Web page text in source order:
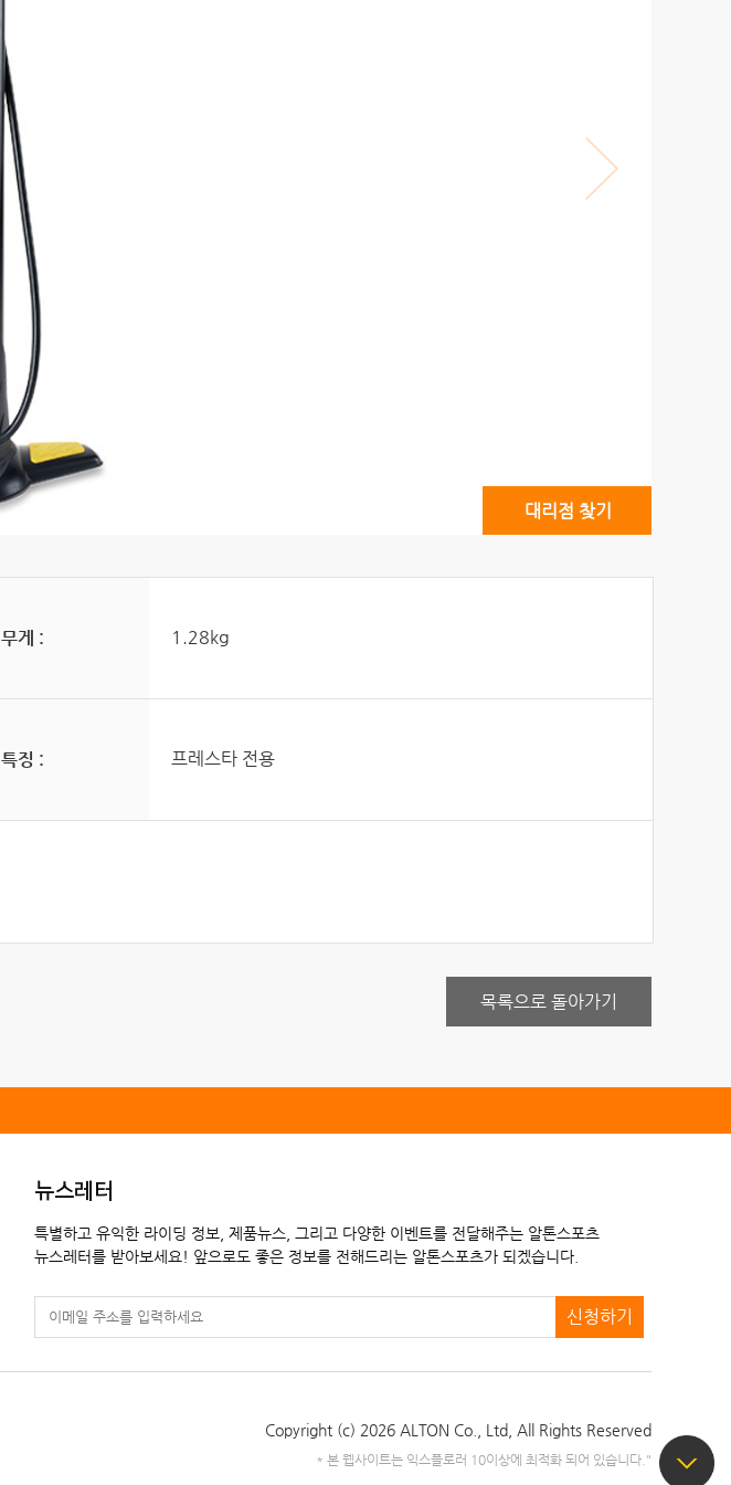
대리점 찾기
무게 : 1.28kg
특징 : 프레스타 전용
목록으로 돌아가기
뉴스레터
특별하고 유익한 라이딩 정보, 제품뉴스, 그리고 다양한 이벤트를 전달해주는 알톤스포츠
뉴스레터를 받아보세요! 앞으로도 좋은 정보를 전해드리는 알톤스포츠가 되겠습니다.
신청하기
Copyright (c) 2026 ALTON Co., Ltd, All Rights Reserved
* 본 웹사이트는 익스플로러 10이상에 최적화 되어 있습니다."